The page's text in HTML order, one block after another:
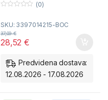
u
t
o
f
(0)
SKU: 3397014215-BOC
28,52€
37,09€
Predvidena dostava:
12.08.2026 - 17.08.2026